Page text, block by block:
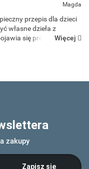
Magda
przepis dla dzieci
własne dzieła z
się problem –Więcej
zakupy